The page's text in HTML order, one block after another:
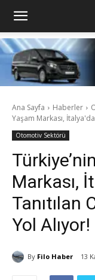
Ana Sayfa Haberler
Yaşam Markası,
Otomotiv Sektörü
Markası,
Tanıtılan
Yol Alıyor!
By Filo Haber 13